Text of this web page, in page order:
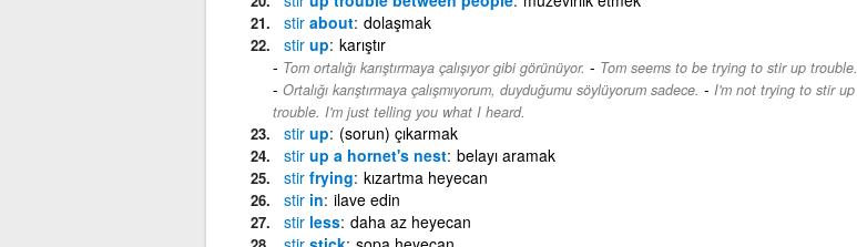
stirabout dolaşmak
stirup karıştır
Tom ortalığı karıştırmaya çalışıyor gibi görünüyor. - Tom seems to be trying to stir up trouble.
Ortalığı karıştırmaya çalışmıyorum, duyduğumu söylüyorum sadece. - I'm not trying to stir up
trouble. I'm just telling you what I heard.
stirup (sorun) çıkarmak
stirup a hornet's nest belayı aramak
stirfrying kızartma heyecan
stirin ilave edin
stirless daha az heyecan